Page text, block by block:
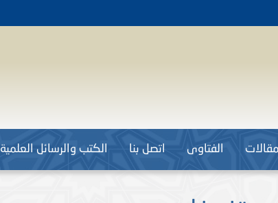
الفتاوى اتصل بنا الكتب والرسائل العلمية